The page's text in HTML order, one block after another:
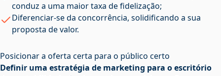
conduz a uma maior taxa de fidelização;
Diferenciar-se da concorrência, solidificando a sua
proposta de valor.
Posicionar a oferta certa para o público certo
Definir uma estratégia de marketing para o escritório